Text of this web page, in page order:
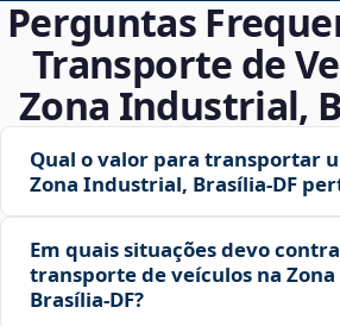
Perguntas
Transporte de
Zona Industrial,
Qual o valor para transportar
Zona Industrial, Brasília‑DF
Em quais situações devo
transporte de veículos na
Brasília‑DF?